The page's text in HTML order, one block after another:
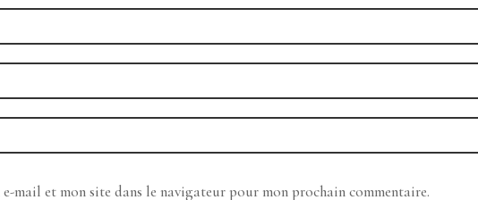
mail et mon site dans le navigateur pour mon prochain commentaire.